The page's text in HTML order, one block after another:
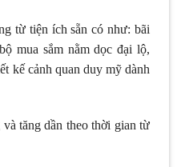
từ tiện ích sẵn có như: bãi
mua sắm nằm dọc đại lộ,
kế cảnh quan duy mỹ dành
tăng dần theo thời gian từ